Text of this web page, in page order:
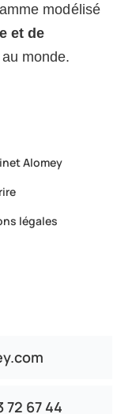
modélisé
et de
au monde.
Alomey
légales
67 44